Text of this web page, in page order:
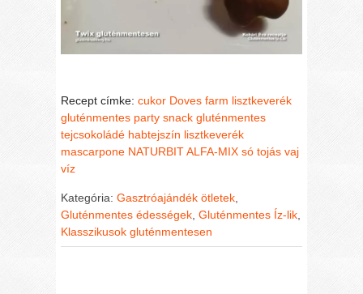
Recept címke:cukor Doves farm lisztkeverék
gluténmentes party snack gluténmentes
tejcsokoládé habtejszín lisztkeverék
mascarpone NATURBIT ALFA-MIX só tojás vaj
víz
Kategória:Gasztróajándék ötletek
Gluténmentes édességek ,Gluténmentes Íz-lik
Klasszikusok gluténmentesen